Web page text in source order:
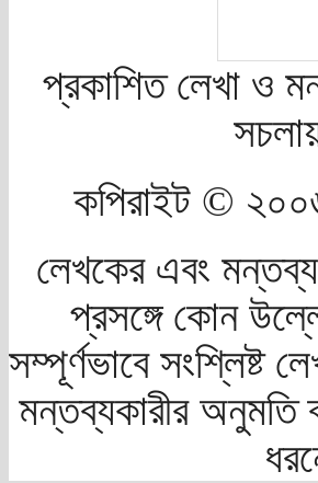
প্রকাশিত লেখা ও
কপিরাইট ©
লেখকের এবং
প্রসঙ্গে কোন
সম্পূর্ণভাবে সংশ্লিষ্ট
মন্তব্যকারীর অনুমতি